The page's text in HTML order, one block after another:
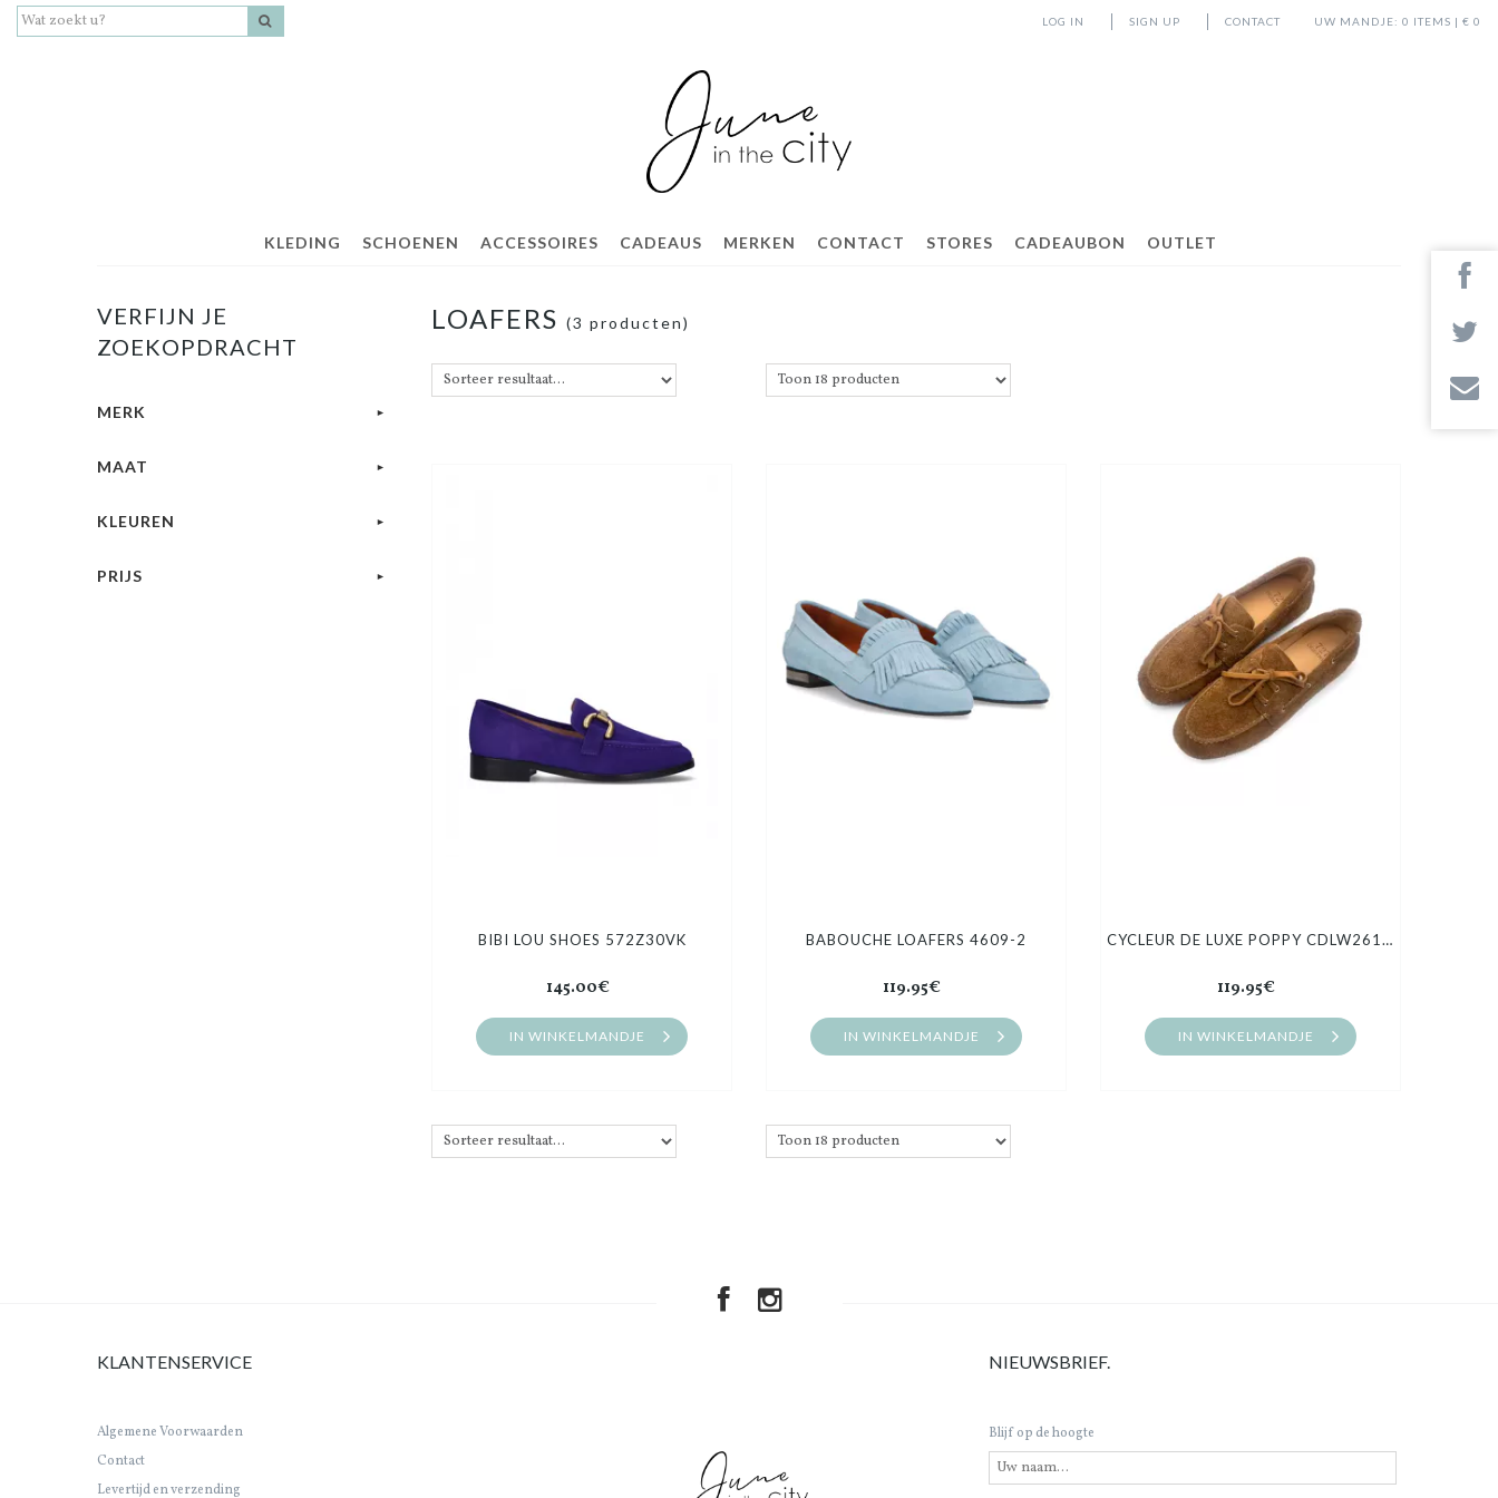
UW MANDJE: 0 ITEMS | € 0
LOG IN SIGN UP CONTACT
KLEDING SCHOENEN ACCESSOIRES CADEAUS MERKEN CONTACT STORES CADEAUBON OUTLET
VERFIJN JE
ZOEKOPDRACHT
MERK
MAAT
KLEUREN
PRIJS
LOAFERS (3 producten)
BIBI LOU SHOES 572Z30VK
145.00€
IN WINKELMANDJE
BABOUCHE LOAFERS 4609-2
119.95€
IN WINKELMANDJE
CYCLEUR DE LUXE POPPY CDLW261415 BOAT SHOES
119.95€
IN WINKELMANDJE
KLANTENSERVICE
Algemene Voorwaarden
Contact
Levertijd en verzending
NIEUWSBRIEF.
Blijf op de hoogte